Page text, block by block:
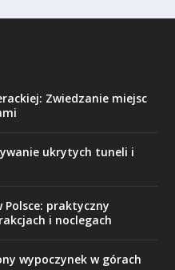
Zwiedzanie miejsc
ukrytych tuneli i
Polsce: praktyczny
i noclegach
wypoczynek w górach